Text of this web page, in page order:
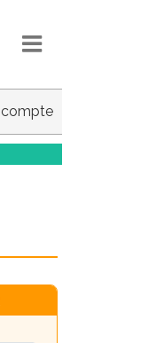
compte